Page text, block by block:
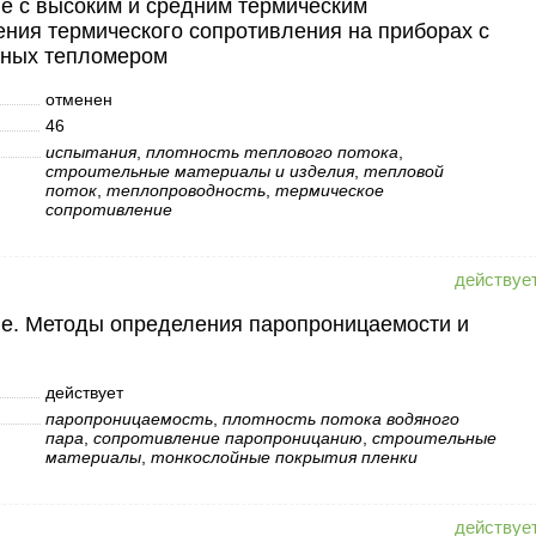
с высоким и средним термическим
термического сопротивления на приборах с
тепломером
отменен
46
испытания, плотность теплового потока
строительные материалы и изделия, тепловой
поток, теплопроводность, термическое
сопротивление
Методы определения паропроницаемости и
действует
паропроницаемость, плотность потока водяного
пара сопротивление паропроницанию строительные
материалы, тонкослойные покрытия пленки